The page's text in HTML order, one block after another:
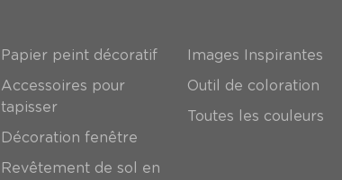
Papier peint décoratif
Accessoires pour
tapisser
Décoration fenêtre
Revêtement de sol en
Images Inspirantes
Outil de coloration
Toutes les couleurs